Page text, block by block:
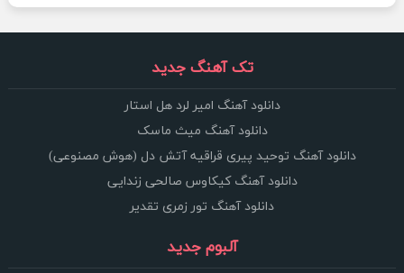
تک آهنگ جدید
دانلود آهنگ امیر لرد هل استار
دانلود آهنگ میث ماسک
دانلود آهنگ توحید پیری قراقیه آتش دل (هوش مصنوعی)
دانلود آهنگ کیکاوس صالحی زندایی
دانلود آهنگ تور زمری تقدیر
آلبوم جدید